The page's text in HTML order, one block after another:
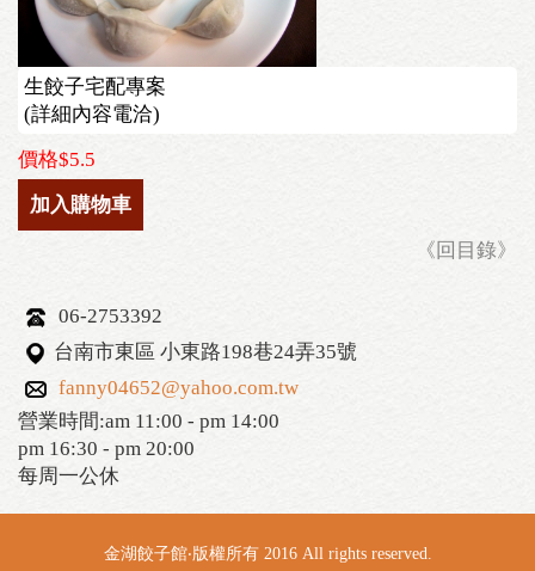
生餃子宅配專案
(詳細內容電洽)
價格$5.5
加入購物車
《回目錄》
06-2753392
台南市東區 小東路198巷24弄35號
fanny04652@yahoo.com.tw
營業時間:am 11:00 - pm 14:00
pm 16:30 - pm 20:00
每周一公休
金湖餃子館‧版權所有 2016 All rights reserved.